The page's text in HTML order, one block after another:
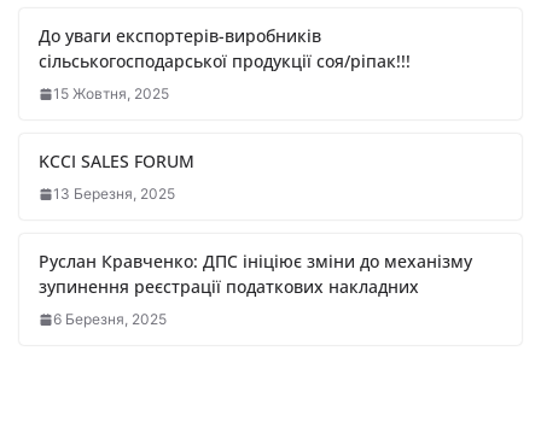
До уваги експортерів-виробників
сільськогосподарської продукції соя/ріпак!!!
15 Жовтня, 2025
KCCI SALES FORUM
13 Березня, 2025
Руслан Кравченко: ДПС ініціює зміни до механізму
зупинення реєстрації податкових накладних
6 Березня, 2025